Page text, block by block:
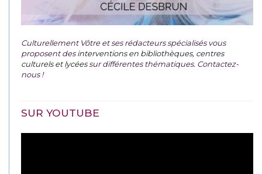
Culturellement Vôtre et ses rédacteurs spécialisés vous
proposent desinterventions en bibliothèques, centres
culturels et lycéessur différentes thématiques. Contactez-
nous !
SUR YOUTUBE